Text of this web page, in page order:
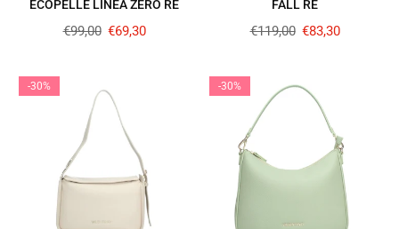
ECOPELLE LINEA ZERO RE
Prezzo
€99,00 €69,30
FALL RE
Prezzo
€119,00 €83,30
-30% -30%